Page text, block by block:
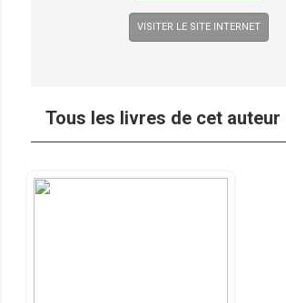
VISITER LE SITE INTERNET
Tous les livres de cet auteur